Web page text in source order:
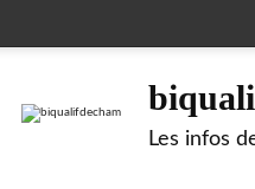
Les infos